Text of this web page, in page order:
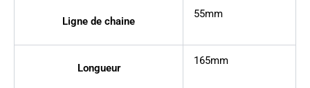
Ligne de chaine
55mm
Longueur
165mm